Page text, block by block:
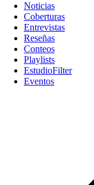
Noticias
Coberturas
Entrevistas
Reseñas
Conteos
Playlists
EstudioFilter
Eventos